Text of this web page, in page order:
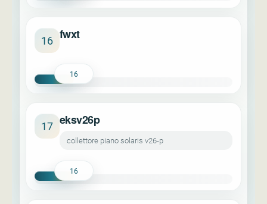
16 fwxt
16
17 eksv26p
collettore piano solaris v26-p
16